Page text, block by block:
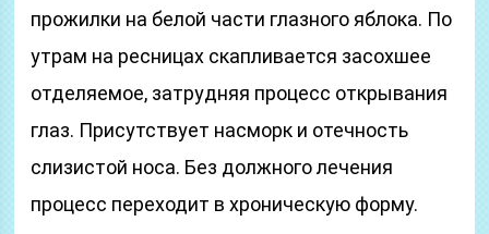
прожилки на белой части глазного яблока. По
утрам на ресницах скапливается засохшее
отделяемое, затрудняя процесс открывания
глаз. Присутствует насморк и отечность
слизистой носа. Без должного лечения
процесс переходит в хроническую форму.